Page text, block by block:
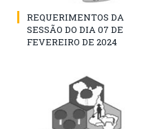
REQUERIMENTOS DA
SESSÃO DO DIA 07 DE
FEVEREIRO DE 2024